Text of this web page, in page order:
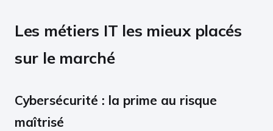
Les métiers IT les mieux placés
sur le marché
Cybersécurité : la prime au risque
maîtrisé